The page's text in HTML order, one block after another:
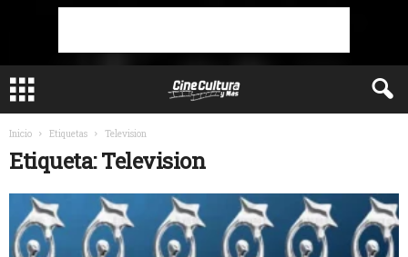
Inicio Etiquetas Television
Etiqueta: Television